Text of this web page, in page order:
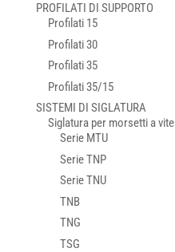
PROFILATI DI SUPPORTO
Profilati 15
Profilati 30
Profilati 35
Profilati 35/15
SISTEMI DI SIGLATURA
Siglatura per morsetti a vite
Serie MTU
Serie TNP
Serie TNU
TNB
TNG
TSG